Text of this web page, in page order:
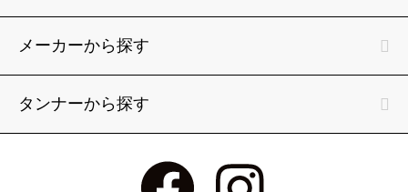
メーカーから探す
タンナーから探す